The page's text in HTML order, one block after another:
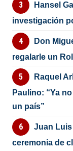
Hansel
investigación
Don
regalarle un
Raquel
Paulino: “Ya
un país”
Juan Luis
ceremonia de